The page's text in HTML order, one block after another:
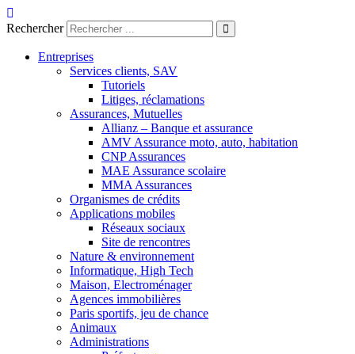
Aller
au
Rechercher
Entreprises
Services clients, SAV
Tutoriels
Litiges, réclamations
Assurances, Mutuelles
Allianz – Banque et assurance
AMV Assurance moto, auto, habitation
CNP Assurances
MAE Assurance scolaire
MMA Assurances
Organismes de crédits
Applications mobiles
Réseaux sociaux
Site de rencontres
Nature & environnement
Informatique, High Tech
Maison, Electroménager
Agences immobilières
Paris sportifs, jeu de chance
Animaux
Administrations